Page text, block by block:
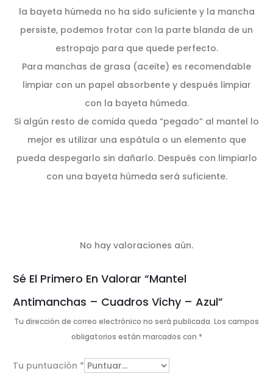
la bayeta húmeda no ha sido suficiente y la mancha
persiste, podemos frotar con la parte blanda de un
estropajo para que quede perfecto.
Para manchas de grasa (aceite) es recomendable
limpiar con un papel absorbente y después limpiar
con la bayeta húmeda.
Si algún resto de comida queda “pegado” al mantel lo
mejor es utilizar una espátula o un elemento que
pueda despegarlo sin dañarlo. Después con limpiarlo
con una bayeta húmeda será suficiente.
V
a
l
r
No hay valoraciones aún.
Sé El Primero En Valorar “Mantel
Antimanchas – Cuadros Vichy – Azul”
Tu dirección de correo electrónico no será publicada. Los campos
obligatorios están marcados con *
Tu puntuación *